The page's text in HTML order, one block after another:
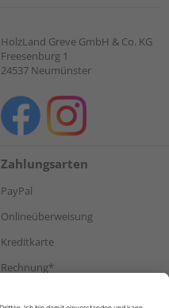
HolzLand Greve GmbH & Co. KG
Freesenburg 1
24537 Neumünster
Zahlungsarten
PayPal
Onlineüberweisung
Kreditkarte
Rechnung*